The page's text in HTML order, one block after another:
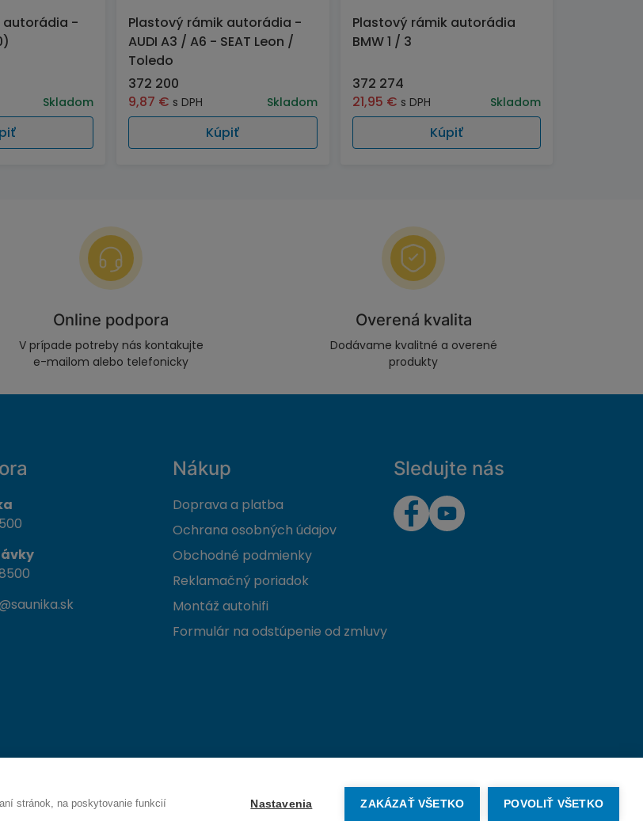
stránok, na poskytovanie funkcií
Nastavenia ZAKÁZAŤ VŠETKO POVOLIŤ VŠETKO
autorádia -
Skladom
Plastový rámik autorádia -
AUDI A3 / A6 - SEAT Leon /
Toledo
372 200
9,87 € s DPH Skladom
Kúpiť
Plastový rámik autorádia
BMW 1 / 3
372 274
21,95 € s DPH Skladom
Kúpiť
Online podpora
V prípade potreby nás kontakujte
e-mailom alebo telefonicky
Overená kvalita
Dodávame kvalitné a overené
produkty
Nákup
Doprava a platba
Ochrana osobných údajov
Obchodné podmienky
Reklamačný poriadok
Montáž autohifi
Formulár na odstúpenie od zmluvy
Sledujte nás
Vytvorené na mieru oddenva.sk